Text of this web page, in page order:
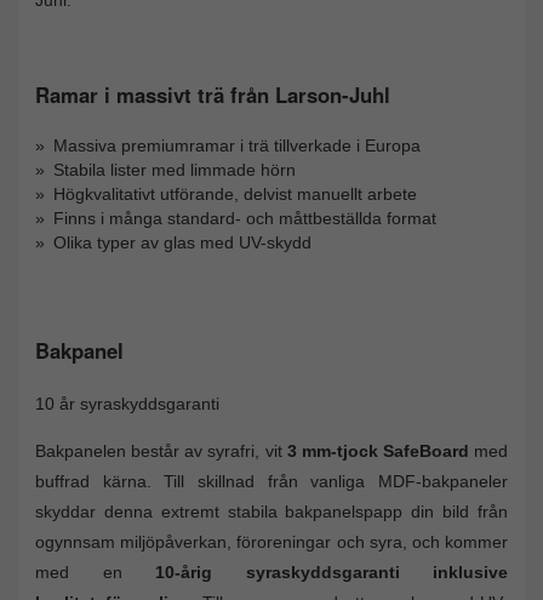
Ramar i massivt trä från Larson-Juhl
Massiva premiumramar i trä tillverkade i Europa
Stabila lister med limmade hörn
Högkvalitativt utförande, delvist manuellt arbete
Finns i många standard- och måttbeställda format
Olika typer av glas med UV-skydd
Bakpanel
10 år syraskyddsgaranti
Bakpanelen består av syrafri, vit3 mm-tjock SafeBoard med
buffrad kärna. Till skillnad från vanliga MDF-bakpaneler
skyddar denna extremt stabila bakpanelspapp din bild från
ogynnsam miljöpåverkan, föroreningar och syra, och kommer
med en 10-årig syraskyddsgaranti inklusive